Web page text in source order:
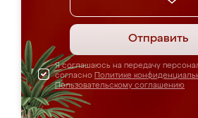
Отправить
Я соглашаюсь на передачу
согласно Политике
Пользовательскому соглашению